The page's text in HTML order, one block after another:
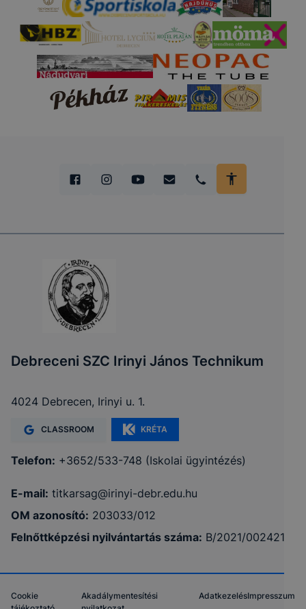
Debreceni SZC Irinyi János Technikum
4024 Debrecen, Irinyi u. 1.
CLASSROOM KRÉTA
Telefon: +3652/533-748 (Iskolai ügyintézés)
E-mail: titkarsag@irinyi-debr.edu.hu
OM azonosító: 203033/012
Felnőttképzési nyilvántartás száma: B/2021/002421
Cookie
Akadálymentesítési
AdatkezelésImpresszum